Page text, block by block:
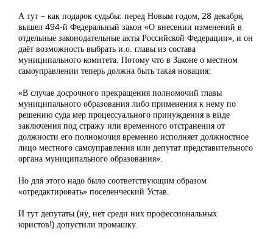
А тут – как подарок судьбы: перед Новым годом, 28 декабря,
вышел 494-й Федеральный закон «О внесении изменений в
отдельные законодательные акты Российской Федерации», и он
даёт возможность выбрать и.о. главы из состава
муниципального комитета. Потому что в Законе о местном
самоуправлении теперь должна быть такая новация:
«В случае досрочного прекращения полномочий главы
муниципального образования либо применения к нему по
решению суда мер процессуального принуждения в виде
заключения под стражу или временного отстранения от
должности его полномочия временно исполняет должностное
лицо местного самоуправления или депутат представительного
органа муниципального образования».
Но для этого надо было соответствующим образом
«отредактировать» поселенческий Устав.
И тут депутаты (ну, нет среди них профессиональных
юристов!) допустили промашку.